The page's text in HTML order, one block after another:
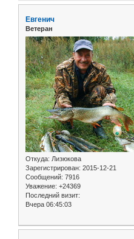
Евгенич
Ветеран
Откуда: Лизюкова
Зарегистрирован: 2015-12-21
Сообщений: 7916
Уважение: +24369
Последний визит:
Вчера 06:45:03